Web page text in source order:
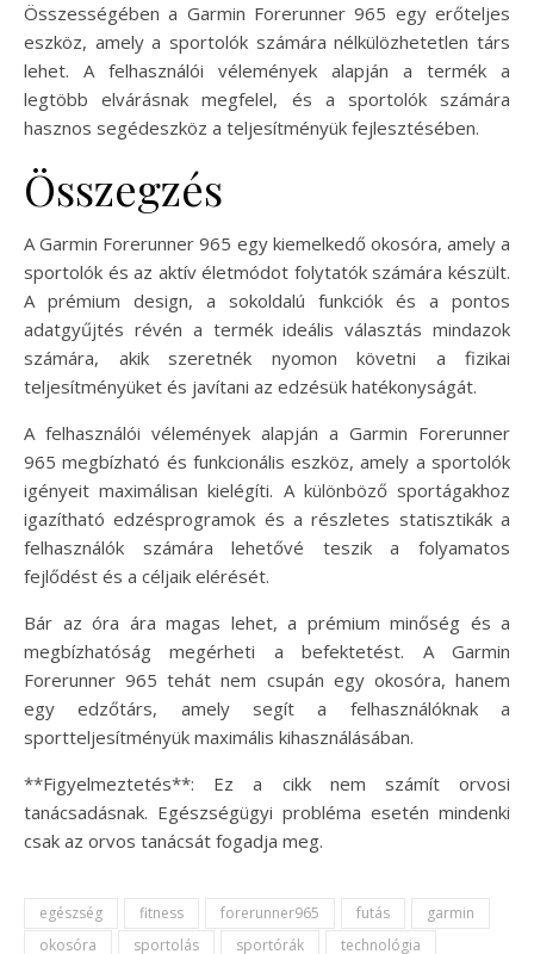
Összességében a Garmin Forerunner 965 egy erőteljes
eszköz, amely a sportolók számára nélkülözhetetlen társ
lehet. A felhasználói vélemények alapján a termék a
legtöbb elvárásnak megfelel, és a sportolók számára
hasznos segédeszköz a teljesítményük fejlesztésében.
Összegzés
A Garmin Forerunner 965 egy kiemelkedő okosóra, amely a
sportolók és az aktív életmódot folytatók számára készült.
A prémium design, a sokoldalú funkciók és a pontos
adatgyűjtés révén a termék ideális választás mindazok
számára, akik szeretnék nyomon követni a fizikai
teljesítményüket és javítani az edzésük hatékonyságát.
A felhasználói vélemények alapján a Garmin Forerunner
965 megbízható és funkcionális eszköz, amely a sportolók
igényeit maximálisan kielégíti. A különböző sportágakhoz
igazítható edzésprogramok és a részletes statisztikák a
felhasználók számára lehetővé teszik a folyamatos
fejlődést és a céljaik elérését.
Bár az óra ára magas lehet, a prémium minőség és a
megbízhatóság megérheti a befektetést. A Garmin
Forerunner 965 tehát nem csupán egy okosóra, hanem
egy edzőtárs, amely segít a felhasználóknak a
sportteljesítményük maximális kihasználásában.
**Figyelmeztetés**: Ez a cikk nem számít orvosi
tanácsadásnak. Egészségügyi probléma esetén mindenki
csak az orvos tanácsát fogadja meg.
egészség fitness forerunner965 futás
garmin
okosóra
sportolás sportórák technológia